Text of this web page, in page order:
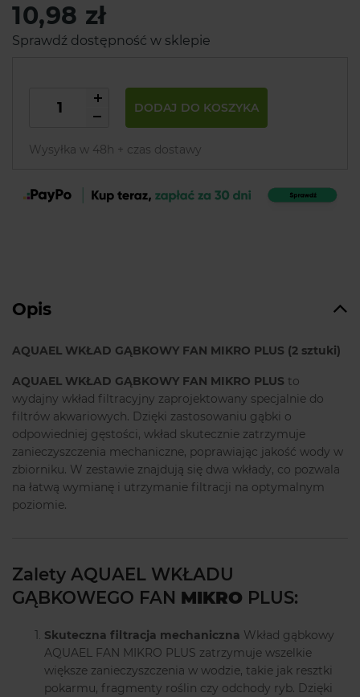
10,98 zł
Sprawdź dostępność w sklepie
DODAJ DO KOSZYKA
Wysyłka w 48h + czas dostawy
Opis
AQUAEL WKŁAD GĄBKOWY FAN MIKRO PLUS (2 sztuki)
AQUAEL WKŁAD GĄBKOWY FAN MIKRO PLUS to
wydajny wkład filtracyjny zaprojektowany specjalnie do
filtrów akwariowych. Dzięki zastosowaniu gąbki o
odpowiedniej gęstości, wkład skutecznie zatrzymuje
zanieczyszczenia mechaniczne, poprawiając jakość wody w
zbiorniku. W zestawie znajdują się dwa wkłady, co pozwala
na łatwą wymianę i utrzymanie filtracji na optymalnym
poziomie.
Zalety AQUAEL WKŁADU
GĄBKOWEGO FAN MIKRO PLUS:
Skuteczna filtracja mechaniczna Wkład gąbkowy
AQUAEL FAN MIKRO PLUS zatrzymuje wszelkie
większe zanieczyszczenia w wodzie, takie jak resztki
pokarmu, fragmenty roślin czy odchody ryb. Dzięki